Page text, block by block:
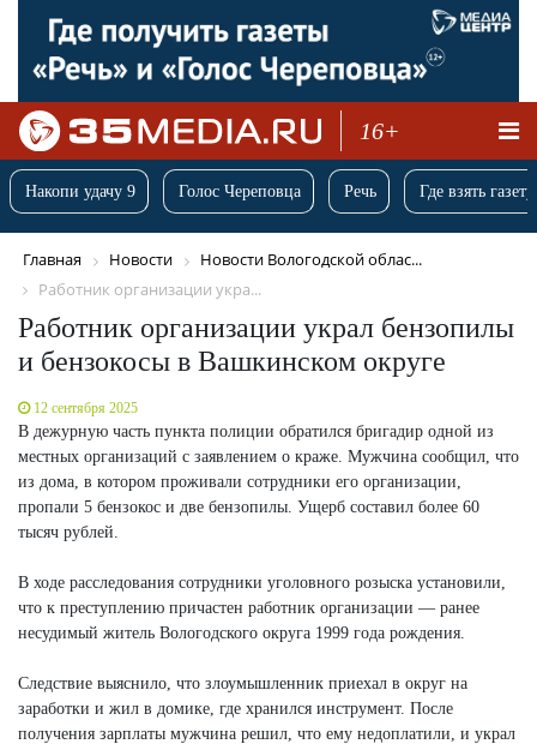
16+
Накопи удачу 9 Голос Череповца Речь Где взять
Главная Новости
Новости Вологодской облас...
Работник организации укра...
Работник организации украл бензопилы
и бензокосы в Вашкинском округе
12 сентября 2025
В дежурную часть пункта полиции обратился бригадир одной из
местных организаций с заявлением о краже. Мужчина сообщил, что
из дома, в котором проживали сотрудники его организации,
пропали 5 бензокос и две бензопилы. Ущерб составил более 60
тысяч рублей.
В ходе расследования сотрудники уголовного розыска установили,
что к преступлению причастен работник организации — ранее
несудимый житель Вологодского округа 1999 года рождения.
Следствие выяснило, что злоумышленник приехал в округ на
заработки и жил в домике, где хранился инструмент. После
получения зарплаты мужчина решил, что ему недоплатили, и украл